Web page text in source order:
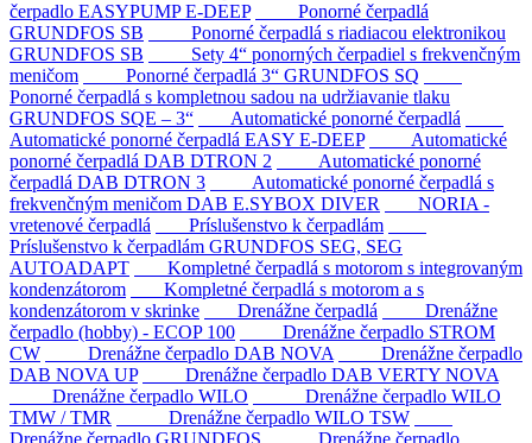
čerpadlo EASYPUMP E-DEEP
Ponorné čerpadlá
GRUNDFOS SB
Ponorné čerpadlá s riadiacou elektronikou
GRUNDFOS SB
Sety 4“ ponorných čerpadiel s frekvenčným
meničom
Ponorné čerpadlá 3“ GRUNDFOS SQ
Ponorné čerpadlá s kompletnou sadou na udržiavanie tlaku
GRUNDFOS SQE – 3“
Automatické ponorné čerpadlá
Automatické ponorné čerpadlá EASY E-DEEP
Automatické
ponorné čerpadlá DAB DTRON 2
Automatické ponorné
čerpadlá DAB DTRON 3
Automatické ponorné čerpadlá s
frekvenčným meničom DAB E.SYBOX DIVER
NORIA -
vretenové čerpadlá
Príslušenstvo k čerpadlám
Príslušenstvo k čerpadlám GRUNDFOS SEG, SEG
AUTOADAPT
Kompletné čerpadlá s motorom s integrovaným
kondenzátorom
Kompletné čerpadlá s motorom a s
kondenzátorom v skrinke
Drenážne čerpadlá
Drenážne
čerpadlo (hobby) - ECOP 100
Drenážne čerpadlo STROM
CW
Drenážne čerpadlo DAB NOVA
Drenážne čerpadlo
DAB NOVA UP
Drenážne čerpadlo DAB VERTY NOVA
Drenážne čerpadlo WILO
Drenážne čerpadlo WILO
TMW / TMR
Drenážne čerpadlo WILO TSW
Drenážne čerpadlo GRUNDFOS
Drenážne čerpadlo